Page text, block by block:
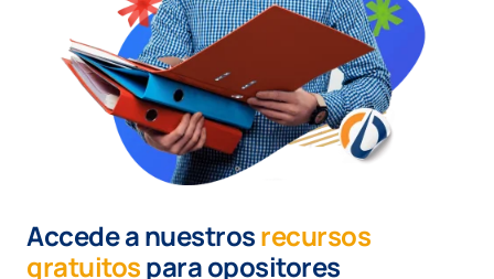
Accede a nuestrosrecursos
gratuitospara opositores